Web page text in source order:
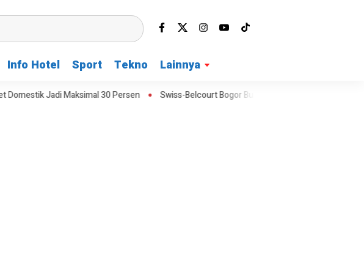
Info Hotel Sport Tekno Lainnya
Jadi Maksimal 30 Persen Swiss-Belcourt Bogor Buka Promo Merdeka Escape dengan